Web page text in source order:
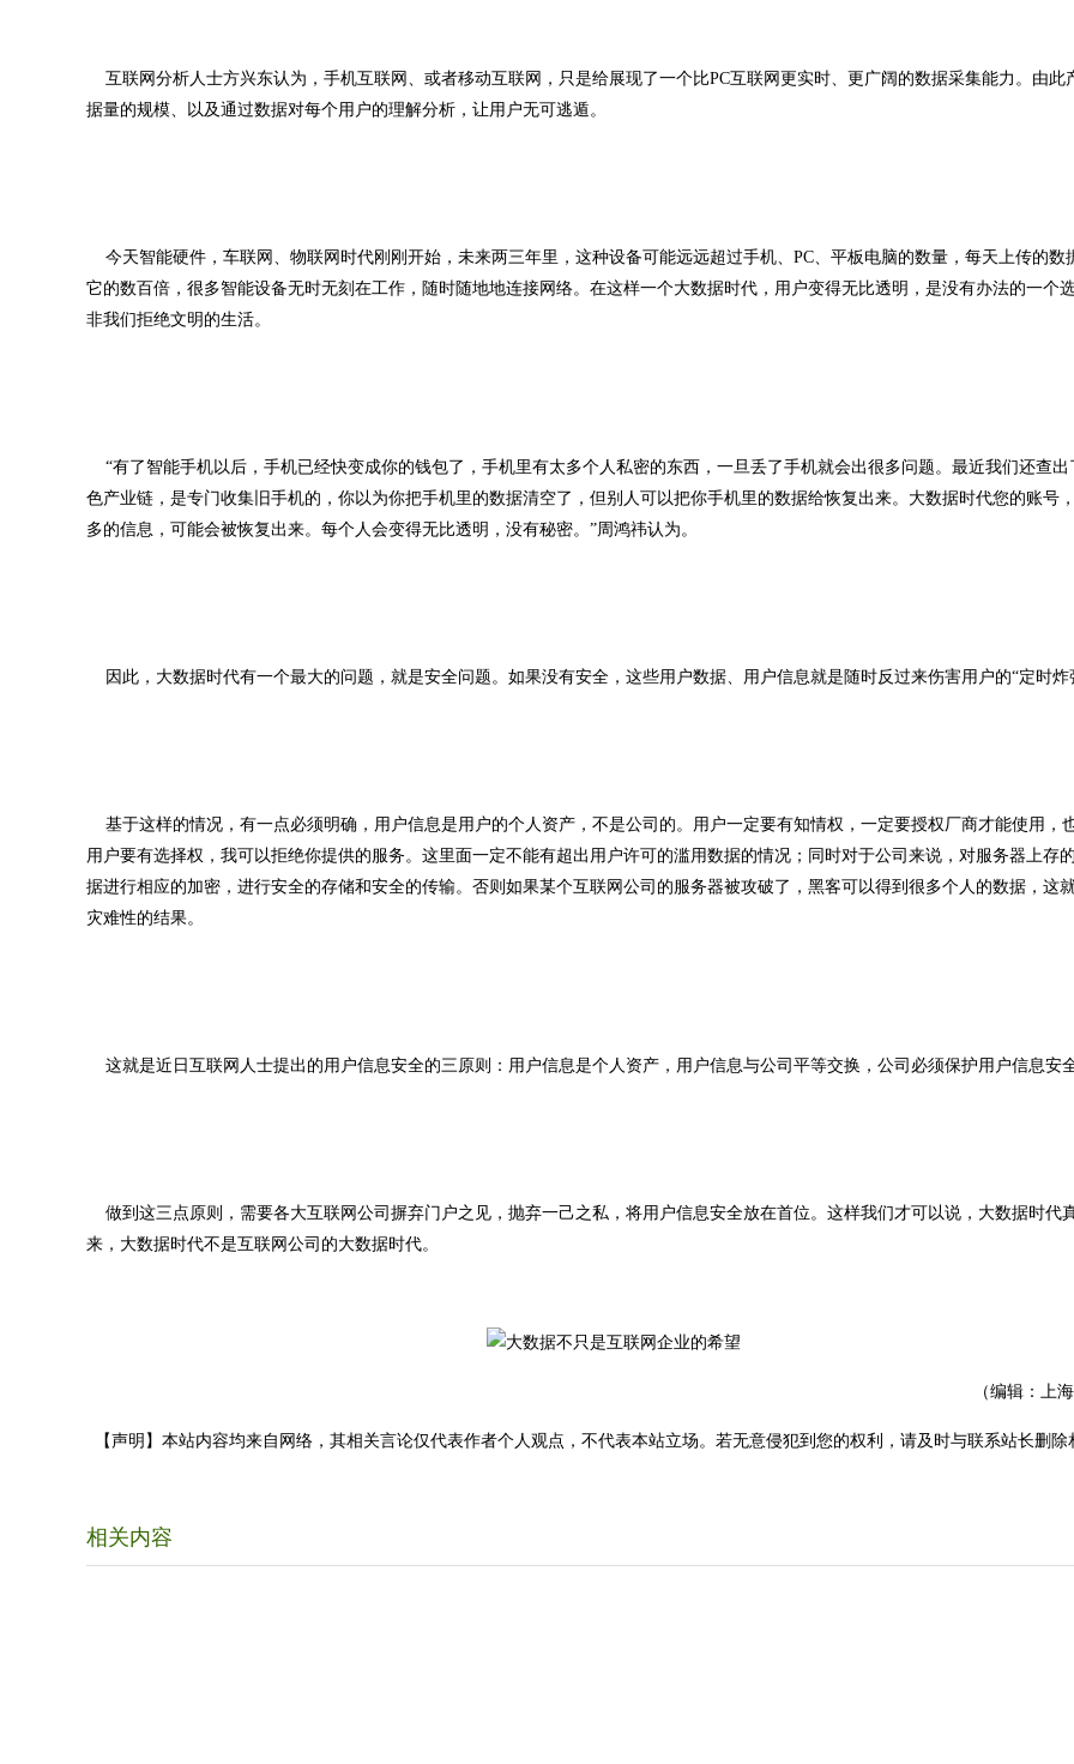
互联网分析人士方兴东认为，手机互联网、或者移动互联网，只是给展现了一个比PC互联网更实时、更广阔的数据采集能力。由此
据量的规模、以及通过数据对每个用户的理解分析，让用户无可逃遁。
今天智能硬件，车联网、物联网时代刚刚开始，未来两三年里，这种设备可能远远超过手机、PC、平板电脑的数量，每天上传的数
它的数百倍，很多智能设备无时无刻在工作，随时随地地连接网络。在这样一个大数据时代，用户变得无比透明，是没有办法的一个
非我们拒绝文明的生活。
“有了智能手机以后，手机已经快变成你的钱包了，手机里有太多个人私密的东西，一旦丢了手机就会出很多问题。最近我们还查出
色产业链，是专门收集旧手机的，你以为你把手机里的数据清空了，但别人可以把你手机里的数据给恢复出来。大数据时代您的账号
多的信息，可能会被恢复出来。每个人会变得无比透明，没有秘密。”周鸿祎认为。
因此，大数据时代有一个最大的问题，就是安全问题。如果没有安全，这些用户数据、用户信息就是随时反过来伤害用户的“定时炸
基于这样的情况，有一点必须明确，用户信息是用户的个人资产，不是公司的。用户一定要有知情权，一定要授权厂商才能使用，
用户要有选择权，我可以拒绝你提供的服务。这里面一定不能有超出用户许可的滥用数据的情况；同时对于公司来说，对服务器上存
据进行相应的加密，进行安全的存储和安全的传输。否则如果某个互联网公司的服务器被攻破了，黑客可以得到很多个人的数据，这
灾难性的结果。
这就是近日互联网人士提出的用户信息安全的三原则：用户信息是个人资产，用户信息与公司平等交换，公司必须保护用户信息安全
做到这三点原则，需要各大互联网公司摒弃门户之见，抛弃一己之私，将用户信息安全放在首位。这样我们才可以说，大数据时代
来，大数据时代不是互联网公司的大数据时代。
（编辑：上
【声明】本站内容均来自网络，其相关言论仅代表作者个人观点，不代表本站立场。若无意侵犯到您的权利，请及时与联系站长删除
相关内容